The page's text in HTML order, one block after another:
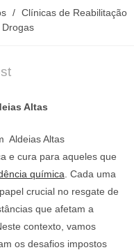
publicado:
/ Clínicas de Reabilitação
Altas
Aldeias Altas
e cura para aqueles que
química . Cada uma
crucial no resgate de
que afetam a
contexto, vamos
os desafios impostos